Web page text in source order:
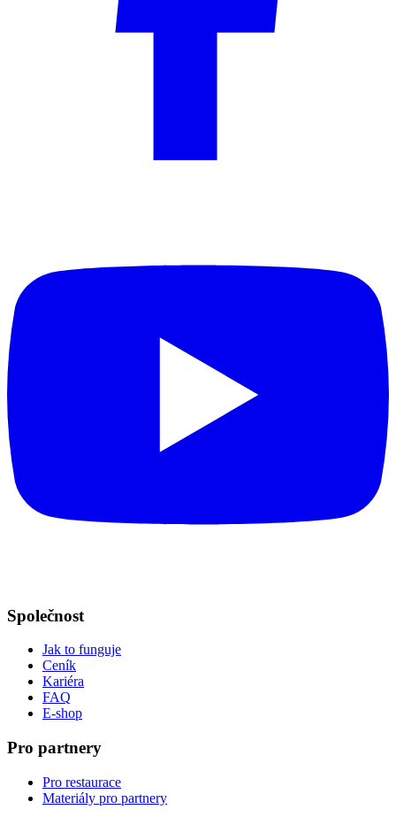
Společnost
Jak to funguje
Ceník
Kariéra
FAQ
E-shop
Pro partnery
Pro restaurace
Materiály pro partnery